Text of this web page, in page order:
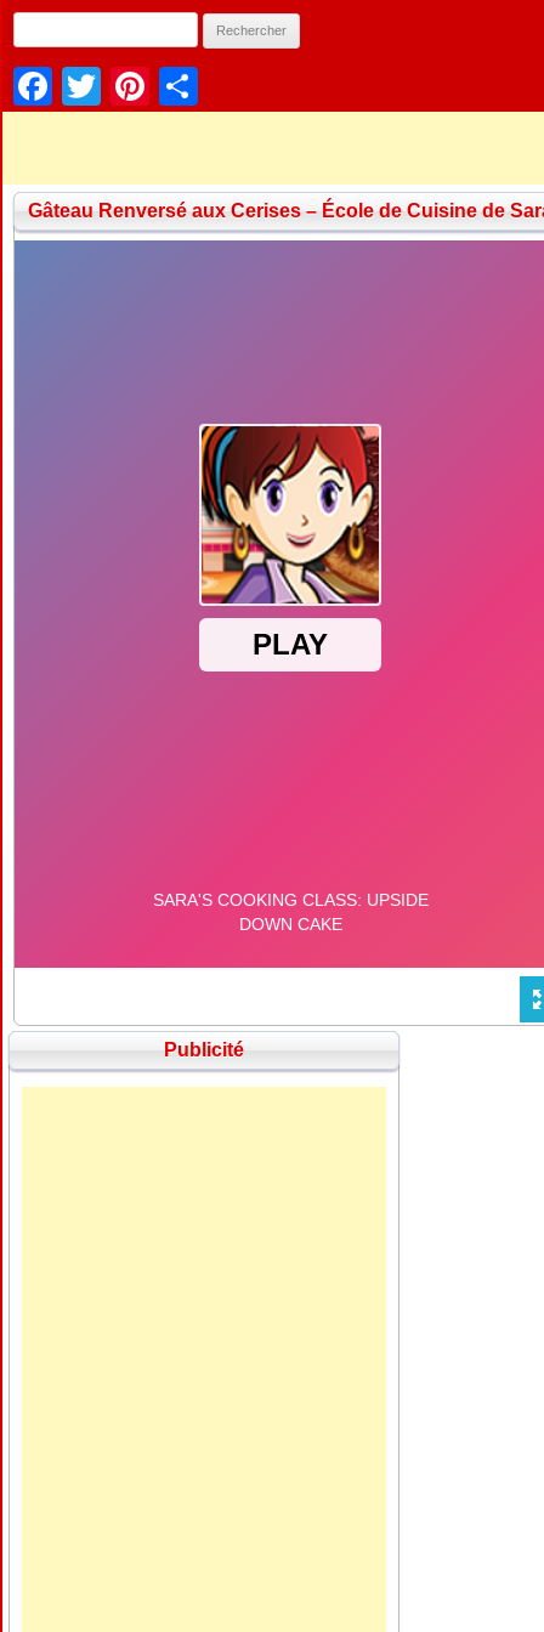
Facebook
TwitterPinterest
Gâteau Renversé aux Cerises – École de Cuisine de
Publicité